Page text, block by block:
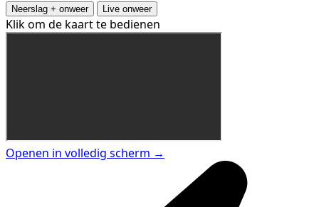
Neerslag + onweer Live onweer
Klik om de kaart te bedienen
Openen in volledig scherm →